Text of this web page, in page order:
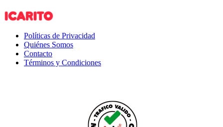
Políticas de Privacidad
Quiénes Somos
Contacto
Términos y Condiciones